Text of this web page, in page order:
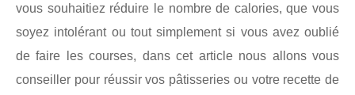
vous souhaitiez réduire le nombre de calories, que vous
soyez intolérant ou tout simplement si vous avez oublié
de faire les courses, dans cet article nous allons vous
conseiller pour réussir vos pâtisseries ou votre recette de